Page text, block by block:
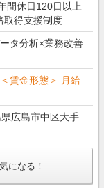
間休日120日以上
取得支援制度
タ分析×業務改善
賃金形態＞ 月給
広島市中区大手
気になる！